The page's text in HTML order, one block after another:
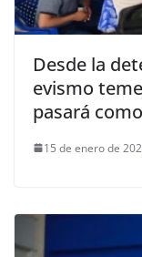
Desde la
evismo
pasará
15 de enero de